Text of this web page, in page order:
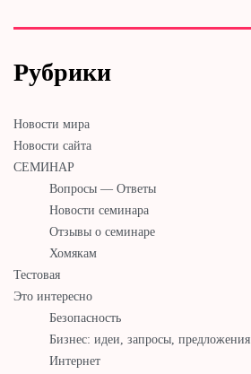
Рубрики
Новости мира
Новости сайта
СЕМИНАР
Вопросы — Ответы
Новости семинара
Отзывы о семинаре
Хомякам
Тестовая
Это интересно
Безопасность
Бизнес: идеи, запросы, предложения
Интернет